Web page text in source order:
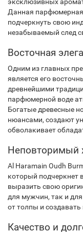
Данная парфюмерная
подчеркнуть свою
незабываемый след
Восточная
Одним из главных
является его
древнейшими
парфюмерной воде
Богатые древесные
нюансами, создают
обволакивает
Неповторимый
Al Haramain Oudh
который подчеркнет
выразить свою
для мужчин, так и
от толпы и
Качество и